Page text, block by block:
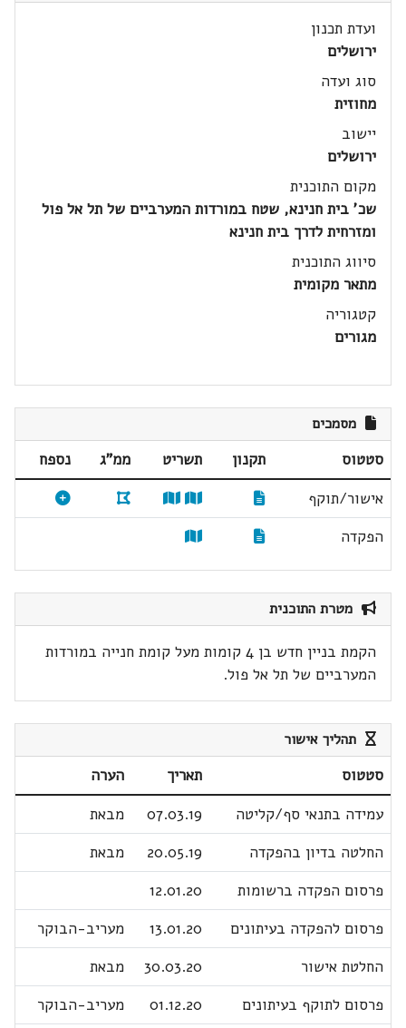
ועדת תכנון
ירושלים
סוג ועדה
מחוזית
יישוב
ירושלים
מקום התוכנית
שכ' בית חנינא, שטח במורדות המערביים של תל אל פול
ומזרחית לדרך בית חנינא
סיווג התוכנית
מתאר מקומית
קטגוריה
מגורים
מסמכים
סטטוס תקנון תשריט ממ"ג
נספח
אישור/תוקף
הפקדה
מטרת התוכנית
הקמת בניין חדש בן 4 קומות מעל קומת חנייה במורדות
המערביים של תל אל פול.
תהליך אישור
סטטוס תאריך
הערה
עמידה בתנאי סף/קליטה
07.03.19
מבאת
החלטה בדיון בהפקדה
20.05.19
מבאת
פרסום הפקדה ברשומות
12.01.20
פרסום להפקדה בעיתונים
13.01.20
מעריב-הבוקר
החלטת אישור
30.03.20
מבאת
פרסום לתוקף בעיתונים
01.12.20
מעריב-הבוקר